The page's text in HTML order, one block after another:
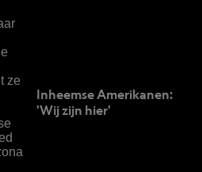
Inheemse Amerikanen:
'Wij zijn hier'